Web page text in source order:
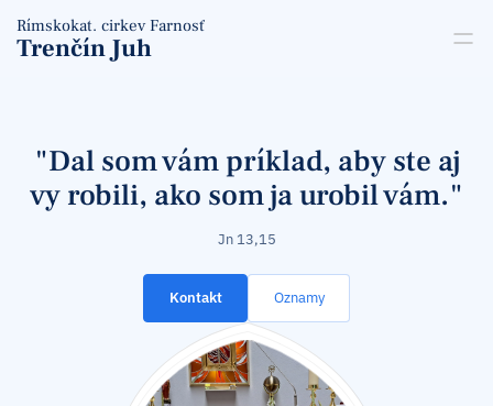
Rímskokat. cirkev Farnosť
Trenčín Juh
Vitajte na stránkach Trenčín Juh
"Dal som vám príklad, aby ste aj
vy robili, ako som ja urobil vám."
Jn 13,15
Kontakt Oznamy